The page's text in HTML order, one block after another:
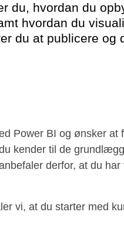
du, hvordan du
hvordan du
du at publicere og
Power BI og ønsker
kender til de
derfor, at du har
vi, at du starter med